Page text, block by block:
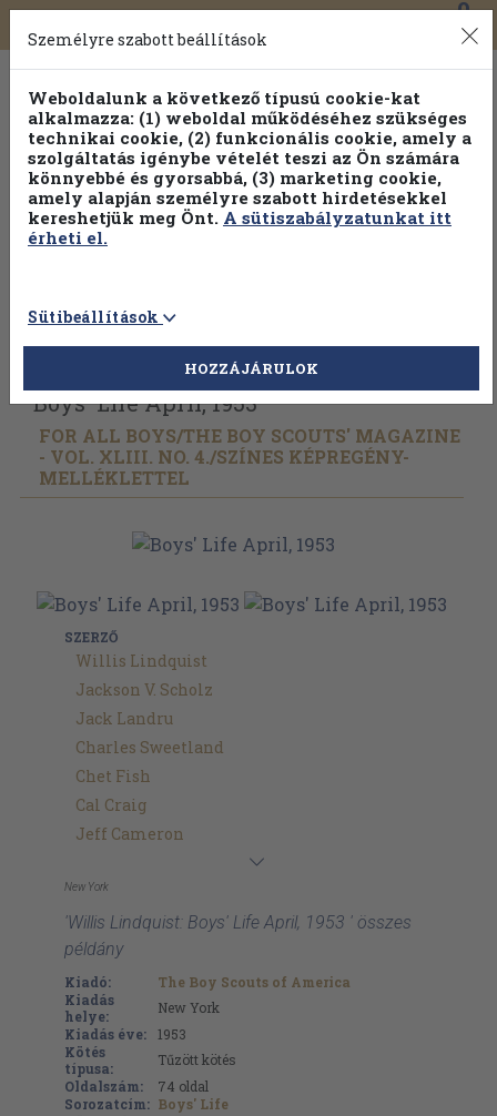
Toggle
navigation
0
Válogasson több mint 30 000 kötet közül
Hobbi témakörökben20% kedvezménnyel!
Vissza az előző oldalra Válasszon példányt
Boys' Life April, 1953
FOR ALL BOYS/THE BOY SCOUTS' MAGAZINE
- VOL. XLIII. NO. 4./SZÍNES KÉPREGÉNY-
MELLÉKLETTEL
SZERZŐ
Willis Lindquist
Jackson V. Scholz
Jack Landru
Charles Sweetland
Chet Fish
Cal Craig
Jeff Cameron
New York
'Willis Lindquist: Boys' Life April, 1953 ' összes
példány
Kiadó:
The Boy Scouts of America
Kiadás
helye:
New York
Kiadás éve:
1953
Kötés
típusa:
Tűzött kötés
Oldalszám:
74 oldal
Sorozatcím: Boys' Life
Személyre szabott beállítások
Weboldalunk a következő típusú cookie-kat
alkalmazza: (1) weboldal működéséhez szükséges
technikai cookie, (2) funkcionális cookie, amely a
szolgáltatás igénybe vételét teszi az Ön számára
könnyebbé és gyorsabbá, (3) marketing cookie,
amely alapján személyre szabott hirdetésekkel
kereshetjük meg Önt. A sütiszabályzatunkat itt
érheti el.
Sütibeállítások
HOZZÁJÁRULOK